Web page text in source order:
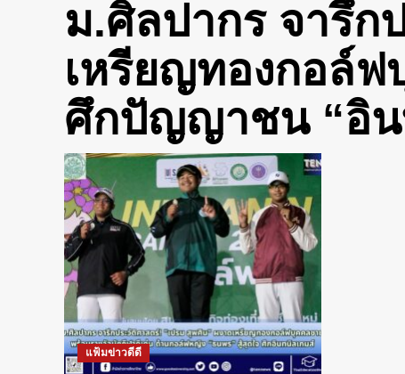
ม.ศิลปากร จารึก
เหรียญทองกอล์ฟ
ศึกปัญญาชน “อิน
แฟ้มข่าวดีดี